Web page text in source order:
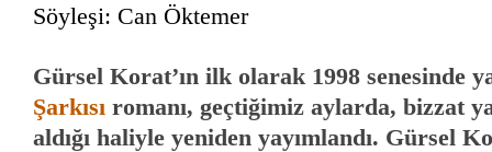
Söyleşi: Can Öktemer
Gürsel Korat’ın ilk olarak 1998 senesinde
Şarkısı romanı, geçtiğimiz aylarda, bizzat
aldığı haliyle yeniden yayımlandı. Gürsel